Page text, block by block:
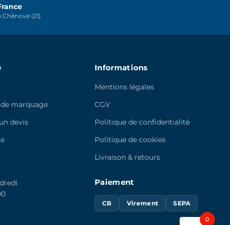
(21)
marquage
devis
Informations
Mentions légales
CGV
Politique de confidentialité
Politique de cookies
Livraison & retours
Paiement
CB Virement SEPA
0